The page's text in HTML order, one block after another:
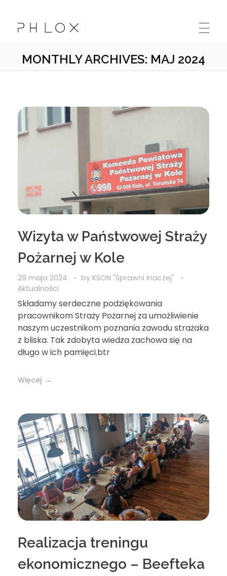
MONTHLY ARCHIVES: MAJ 2024
Wizyta w Państwowej Straży
Pożarnej w Kole
29 maja 2024 by KSON "Sprawni Inaczej"
Aktualności
Składamy serdeczne podziękowania
pracownikom Straży Pożarnej za umożliwienie
naszym uczestnikom poznania zawodu strażaka
z bliska. Tak zdobyta wiedza zachowa się na
długo w ich pamięci.btr
Więcej
Realizacja treningu
ekonomicznego – Beefteka